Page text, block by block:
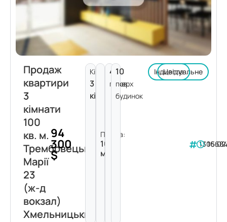
Продаж
квартири
3
кімнати
100
кв. м.
Трембовецької
Марії
23
(ж-д
вокзал)
Хмельницький
94
300
$
Кімнат:
3
кімнати
Площа:
100
м²
4
поверх
10
пов.
будинок
Індивідуальне
Цегла